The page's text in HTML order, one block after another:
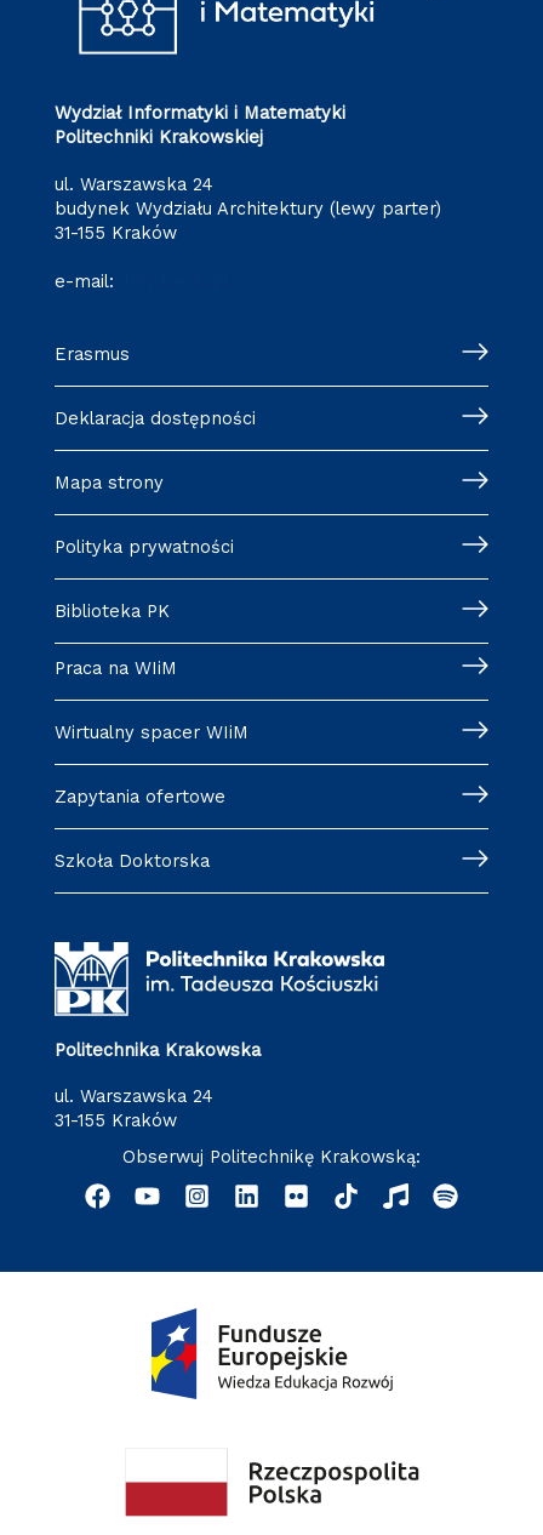
Wydział Informatyki i Matematyki
Politechniki Krakowskiej
ul. Warszawska 24
budynek Wydziału Architektury (lewy parter)
31-155 Kraków
e-mail:
Erasmus
Deklaracja dostępności
Mapa strony
Polityka prywatności
Biblioteka PK
Praca na WIiM
Wirtualny spacer WIiM
Zapytania ofertowe
Szkoła Doktorska
Politechnika Krakowska
ul. Warszawska 24
31-155 Kraków
Obserwuj Politechnikę Krakowską: